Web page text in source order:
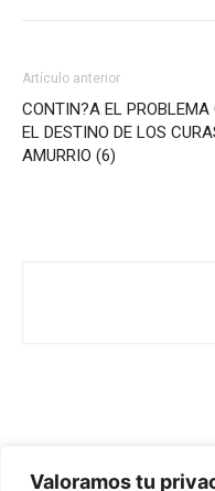
Valoramos tu
Artículo anterior
CONTIN?A EL PROBLEMA
EL DESTINO DE LOS
AMURRIO (6)